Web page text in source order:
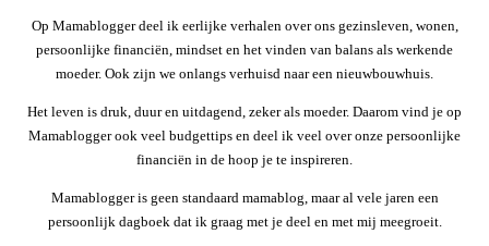
Op Mamablogger deel ik eerlijke verhalen over ons gezinsleven, wonen,
persoonlijke financiën, mindset en het vinden van balans als werkende
moeder. Ook zijn we onlangs verhuisd naar een nieuwbouwhuis.
Het leven is druk, duur en uitdagend, zeker als moeder. Daarom vind je op
Mamablogger ook veel budgettips en deel ik veel over onze persoonlijke
financiën in de hoop je te inspireren.
Mamablogger is geen standaard mamablog, maar al vele jaren een
persoonlijk dagboek dat ik graag met je deel en met mij meegroeit.